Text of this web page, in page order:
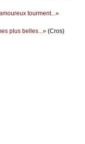
tоurmеnt...»
plus bеllеs...» (Сrоs)